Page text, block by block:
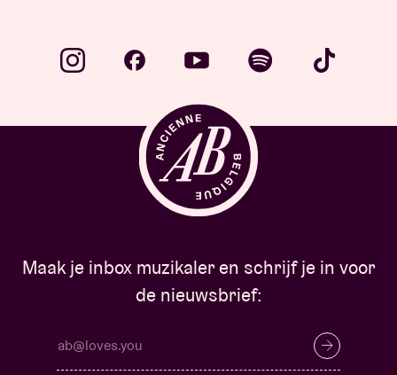
Maak je inbox muzikaler en schrijf je in voor
de nieuwsbrief: